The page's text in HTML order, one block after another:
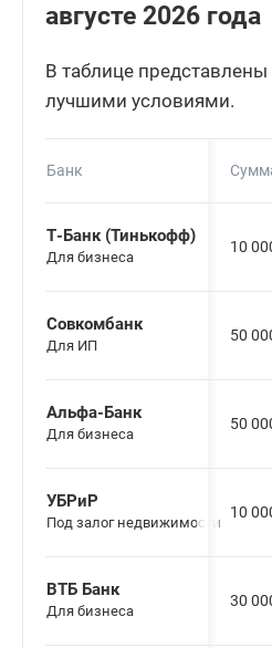
августе 2026 года
В таблице
лучшими условиями.
Банк
Т-Банк (Тинькофф)
Для бизнеса
10
Совкомбанк
Для ИП
50
Альфа-Банк
Для бизнеса
50
УБРиР
Под залог недвижимости
10
ВТБ Банк
Для бизнеса
30